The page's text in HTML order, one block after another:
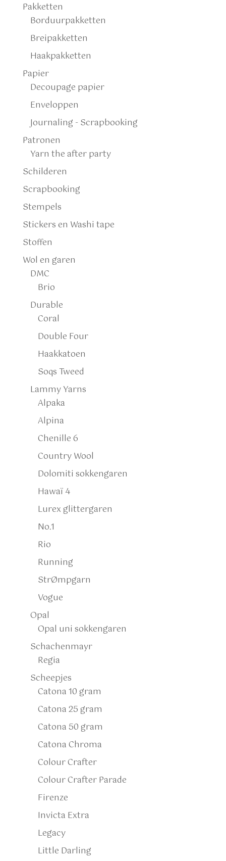
Pakketten
Borduurpakketten
Breipakketten
Haakpakketten
Papier
Decoupage papier
Enveloppen
Journaling - Scrapbooking
Patronen
Yarn the after party
Schilderen
Scrapbooking
Stempels
Stickers en Washi tape
Stoffen
Wol en garen
DMC
Brio
Durable
Coral
Double Four
Haakkatoen
Soqs Tweed
Lammy Yarns
Alpaka
Alpina
Chenille 6
Country Wool
Dolomiti sokkengaren
Hawaï 4
Lurex glittergaren
No.1
Rio
Running
StrØmpgarn
Vogue
Opal
Opal uni sokkengaren
Schachenmayr
Regia
Scheepjes
Catona 10 gram
Catona 25 gram
Catona 50 gram
Catona Chroma
Colour Crafter
Colour Crafter Parade
Firenze
Invicta Extra
Legacy
Little Darling